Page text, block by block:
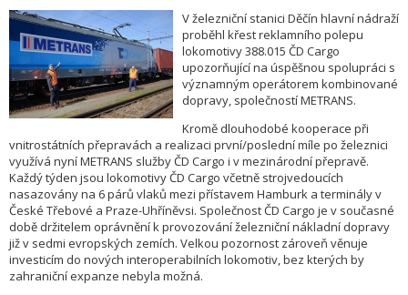
V železniční stanici Děčín hlavní nádraží
proběhl křest reklamního polepu
lokomotivy 388.015 ČD Cargo
upozorňující na úspěšnou spolupráci s
významným operátorem kombinované
dopravy, společností METRANS.
Kromě dlouhodobé kooperace při
vnitrostátních přepravách a realizaci první/poslední míle po železnici
využívá nyní METRANS služby ČD Cargo i v mezinárodní přepravě.
Každý týden jsou lokomotivy ČD Cargo včetně strojvedoucích
nasazovány na 6 párů vlaků mezi přístavem Hamburk a terminály v
České Třebové a Praze-Uhříněvsi. Společnost ČD Cargo je v současné
době držitelem oprávnění k provozování železniční nákladní dopravy
již v sedmi evropských zemích. Velkou pozornost zároveň věnuje
investicím do nových interoperabilních lokomotiv, bez kterých by
zahraniční expanze nebyla možná.